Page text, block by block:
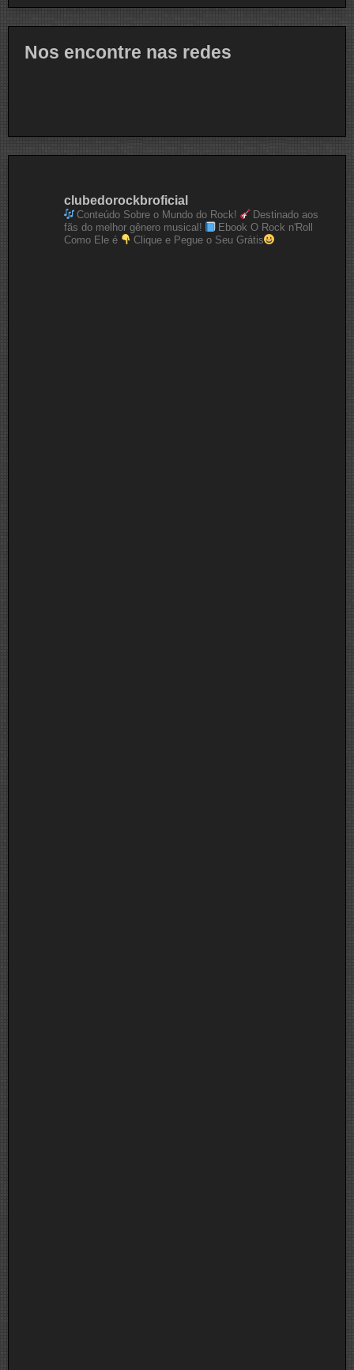
Nos encontre nas redes
clubedorockbroficial
Conteúdo Sobre o Mundo do Rock!
Destinado aos
fãs do melhor gênero musical!
Ebook O Rock n'Roll
Como Ele é
Clique e Pegue o Seu Grátis